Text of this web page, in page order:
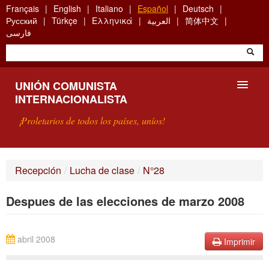
Skip
to
main
content
Français English Italiano Español
Deutsch
Русский
Türkçe Ελληνικά العربية
简体中文
فارسی
UNIÓN COMUNISTA
INTERNACIONALISTA
¡Proletarios de todos los países, uníos!
CONTACTARNOS
Recepción / Lucha de clase / N°28
Despues de las elecciones de marzo 2008
Imprimir
abril 2008